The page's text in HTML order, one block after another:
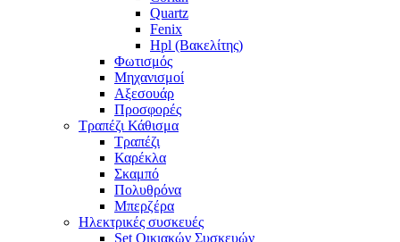
Quartz
Fenix
Hpl (Βακελίτης)
Φωτισμός
Μηχανισμοί
Αξεσουάρ
Προσφορές
Τραπέζι Κάθισμα
Τραπέζι
Καρέκλα
Σκαμπό
Πολυθρόνα
Μπερζέρα
Ηλεκτρικές συσκευές
Set Οικιακών Συσκευών